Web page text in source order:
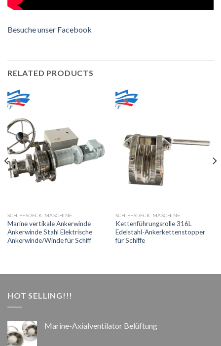
Besuche unser Facebook
RELATED PRODUCTS
SCHIFFSDECK-MASCHINE
Marine vertikale Ankerwinde
Ankerwinde Stahl Elektrische
Ankerwinde/Winde für Schiff
SCHIFFSDECK-MASCHINE
Kettenführungsrolle 316L
Edelstahl-Ankerkettenstopper
für Schiffe
HOT SELLING!!!
Marine-Axialventilator Belüftung